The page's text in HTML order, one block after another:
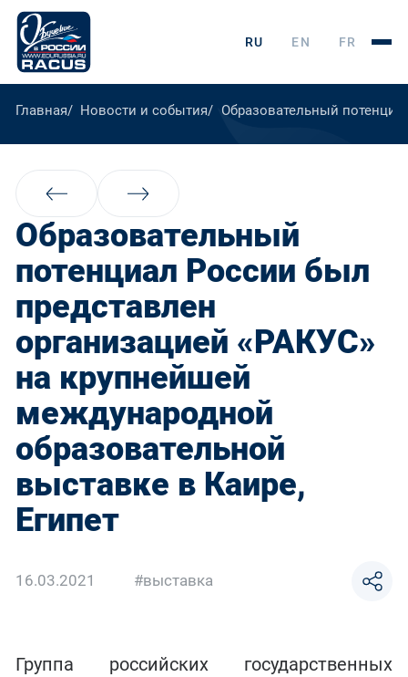
RU EN FR
Главная Новости и события Образовательный
Образовательный
потенциал России был
представлен
организацией «РАКУС»
на крупнейшей
международной
образовательной
выставке в Каире,
Египет
16.03.2021 #выставка
Группа российских государственных